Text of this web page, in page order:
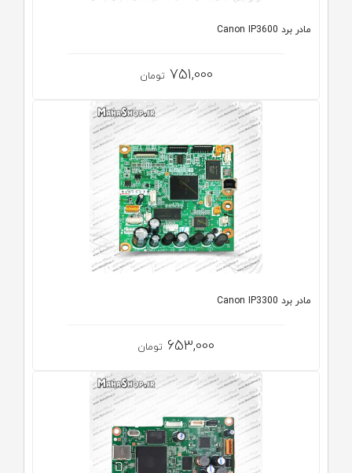
مادر برد Canon IP3600
751,000 تومان
مادر برد Canon IP3300
653,000 تومان